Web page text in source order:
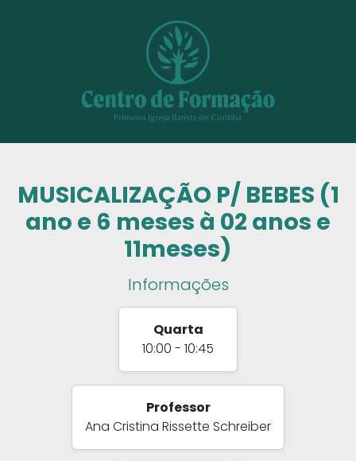
MUSICALIZAÇÃO P/ BEBES (1
ano e 6 meses à 02 anos e
11meses)
Informações
Quarta
10:00 - 10:45
Professor
Ana Cristina Rissette Schreiber